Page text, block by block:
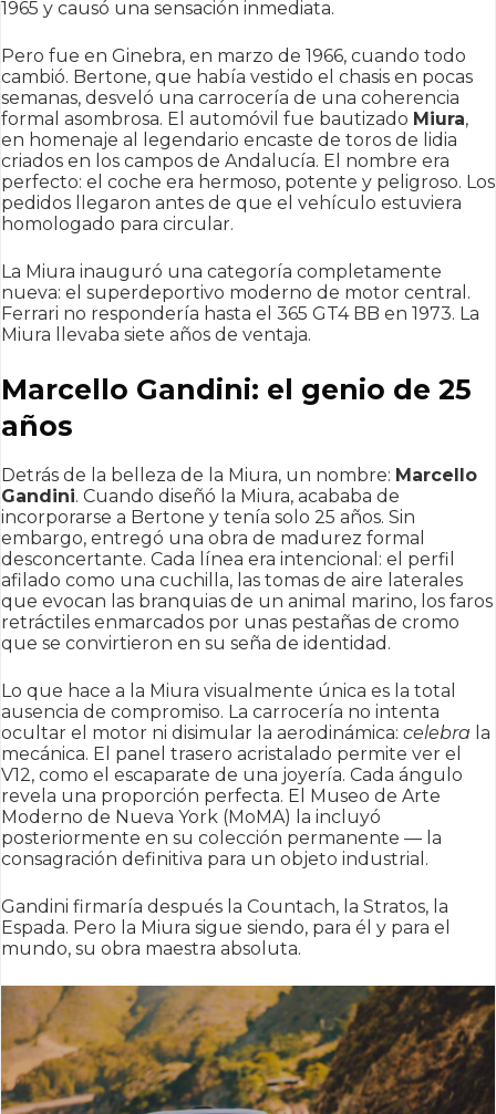
1965 y causó una sensación inmediata.
Pero fue en Ginebra, en marzo de 1966, cuando todo
cambió. Bertone, que había vestido el chasis en pocas
semanas, desveló una carrocería de una coherencia
formal asombrosa. El automóvil fue bautizado Miura,
en homenaje al legendario encaste de toros de lidia
criados en los campos de Andalucía. El nombre era
perfecto: el coche era hermoso, potente y peligroso. Los
pedidos llegaron antes de que el vehículo estuviera
homologado para circular.
La Miura inauguró una categoría completamente
nueva: el superdeportivo moderno de motor central.
Ferrari no respondería hasta el 365 GT4 BB en 1973. La
Miura llevaba siete años de ventaja.
Marcello Gandini: el genio de 25
años
Detrás de la belleza de la Miura, un nombre: Marcello
Gandini. Cuando diseñó la Miura, acababa de
incorporarse a Bertone y tenía solo 25 años. Sin
embargo, entregó una obra de madurez formal
desconcertante. Cada línea era intencional: el perfil
afilado como una cuchilla, las tomas de aire laterales
que evocan las branquias de un animal marino, los faros
retráctiles enmarcados por unas pestañas de cromo
que se convirtieron en su seña de identidad.
Lo que hace a la Miura visualmente única es la total
ausencia de compromiso. La carrocería no intenta
ocultar el motor ni disimular la aerodinámica: celebra la
mecánica. El panel trasero acristalado permite ver el
V12, como el escaparate de una joyería. Cada ángulo
revela una proporción perfecta. El Museo de Arte
Moderno de Nueva York (MoMA) la incluyó
posteriormente en su colección permanente — la
consagración definitiva para un objeto industrial.
Gandini firmaría después la Countach, la Stratos, la
Espada. Pero la Miura sigue siendo, para él y para el
mundo, su obra maestra absoluta.